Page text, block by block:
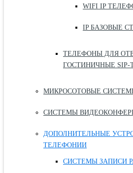
WIFI IP
IP БАЗОВЫЕ
ТЕЛЕФОНЫ ДЛЯ
ГОСТИНИЧНЫЕ
МИКРОСОТОВЫЕ СИСТЕМЫ
СИСТЕМЫ
ДОПОЛНИТЕЛЬНЫЕ
ТЕЛЕФОНИИ
СИСТЕМЫ ЗАПИСИ